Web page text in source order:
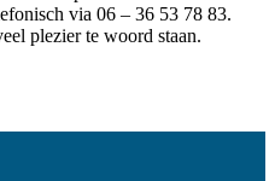
via 06 – 36 53 78 83.
plezier te woord staan.